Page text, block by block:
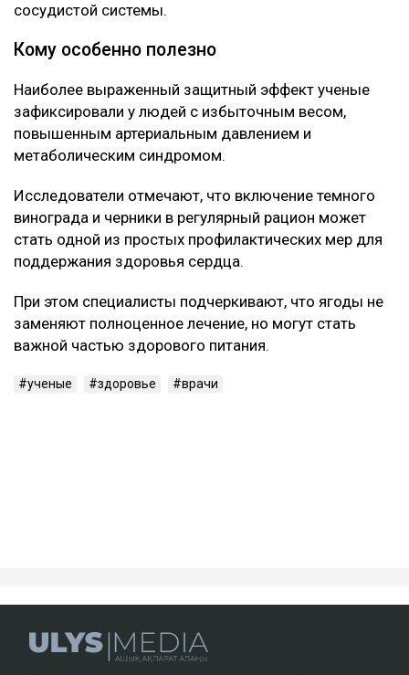
сосудистой системы.
Кому особенно полезно
Наиболее выраженный защитный эффект ученые
зафиксировали у людей с избыточным весом,
повышенным артериальным давлением и
метаболическим синдромом.
Исследователи отмечают, что включение темного
винограда и черники в регулярный рацион может
стать одной из простых профилактических мер для
поддержания здоровья сердца.
При этом специалисты подчеркивают, что ягоды не
заменяют полноценное лечение, но могут стать
важной частью здорового питания.
ученые здоровье врачи